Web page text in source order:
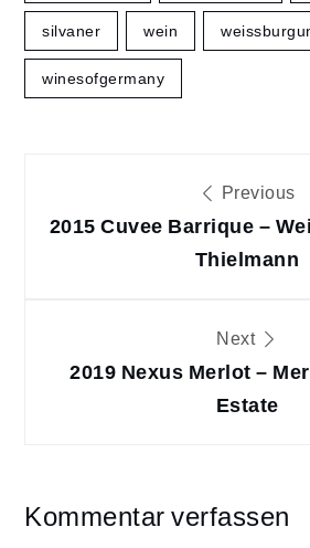
silvaner wein
winesofgermany
Previous
2015 Cuvee Barrique –
Thielmann
Next
2019 Nexus Merlot –
Estate
Kommentar verfassen